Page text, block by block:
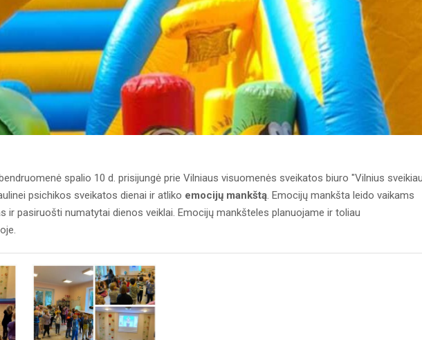
spalio 10 d. prisijungė prie Vilniaus visuomenės sveikatos biuro "Vilnius
psichikos sveikatos dienai ir atliko emocijų mankštą. Emocijų mankšta leido vaikams
ir pasiruošti numatytai dienos veiklai. Emocijų mankšteles planuojame ir toliau